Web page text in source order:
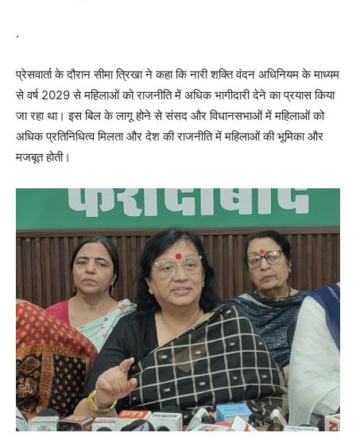
.
प्रेसवार्ता के दौरान सीमा त्रिखा ने कहा कि नारी शक्ति वंदन अधिनियम के माध्यम
से वर्ष 2029 से महिलाओं को राजनीति में अधिक भागीदारी देने का प्रयास किया
जा रहा था। इस बिल के लागू होने से संसद और विधानसभाओं में महिलाओं को
अधिक प्रतिनिधित्व मिलता और देश की राजनीति में महिलाओं की भूमिका और
मजबूत होती।